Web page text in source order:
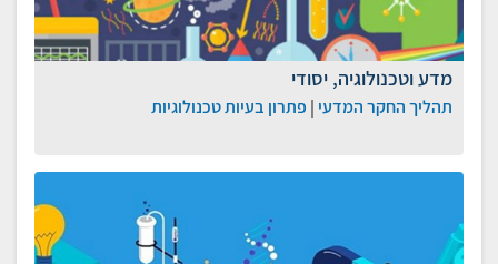
מדע וטכנולוגיה, יסודי
תהליך החקר המדעי | פתרון בעיות טכנולוגיות